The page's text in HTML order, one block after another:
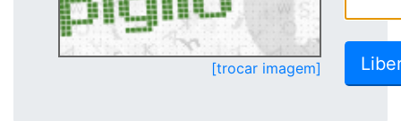
[trocar imagem]